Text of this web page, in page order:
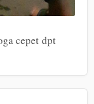
cepet dpt